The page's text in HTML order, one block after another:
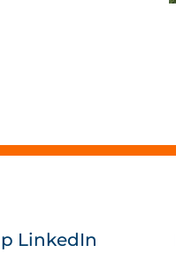
LinkedIn